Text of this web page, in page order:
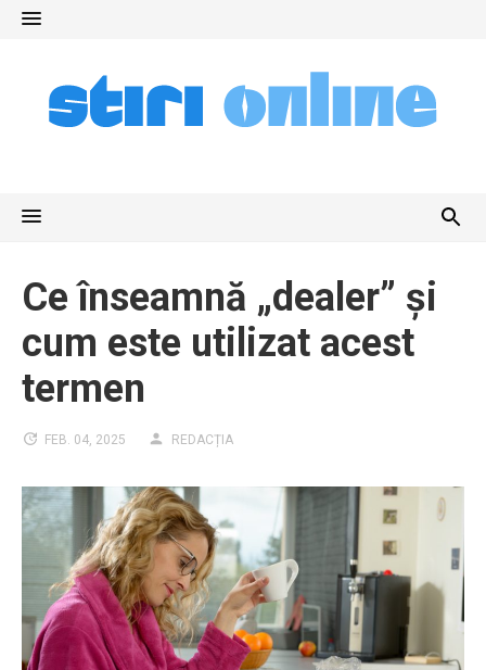
Skip
Ce înseamnă „dealer” și
cum este utilizat acest
termen
FEB. 04, 2025 REDACȚIA